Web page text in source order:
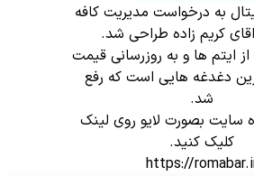
به درخواست مدیریت کافه
اقای کریم زاده طراحی شد.
ایتم ها و به روزرسانی قیمت
دغدغه هایی است که رفع
شد.
سایت بصورت لایو روی لینک
کلیک کنید.
https://